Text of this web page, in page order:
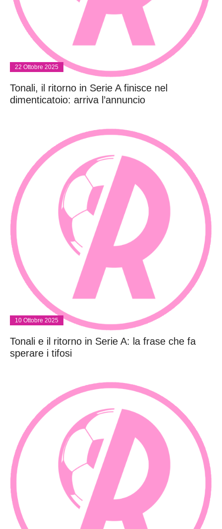
22 Ottobre 2025
Tonali, il ritorno in Serie A finisce nel
dimenticatoio: arriva l’annuncio
10 Ottobre 2025
Tonali e il ritorno in Serie A: la frase che fa
sperare i tifosi